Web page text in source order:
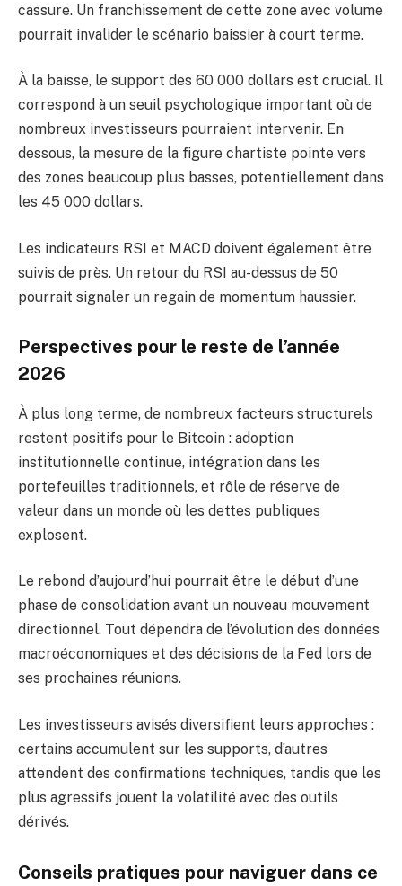
cassure. Un franchissement de cette zone avec volume
pourrait invalider le scénario baissier à court terme.
À la baisse, le support des 60 000 dollars est crucial. Il
correspond à un seuil psychologique important où de
nombreux investisseurs pourraient intervenir. En
dessous, la mesure de la figure chartiste pointe vers
des zones beaucoup plus basses, potentiellement dans
les 45 000 dollars.
Les indicateurs RSI et MACD doivent également être
suivis de près. Un retour du RSI au-dessus de 50
pourrait signaler un regain de momentum haussier.
Perspectives pour le reste de l’année
2026
À plus long terme, de nombreux facteurs structurels
restent positifs pour le Bitcoin : adoption
institutionnelle continue, intégration dans les
portefeuilles traditionnels, et rôle de réserve de
valeur dans un monde où les dettes publiques
explosent.
Le rebond d’aujourd’hui pourrait être le début d’une
phase de consolidation avant un nouveau mouvement
directionnel. Tout dépendra de l’évolution des données
macroéconomiques et des décisions de la Fed lors de
ses prochaines réunions.
Les investisseurs avisés diversifient leurs approches :
certains accumulent sur les supports, d’autres
attendent des confirmations techniques, tandis que les
plus agressifs jouent la volatilité avec des outils
dérivés.
Conseils pratiques pour naviguer dans ce